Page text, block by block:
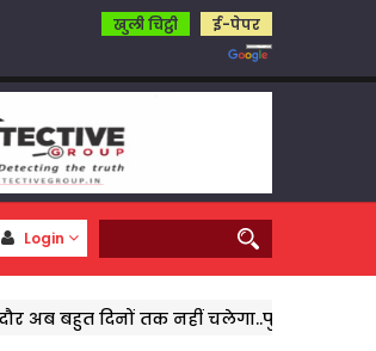
खुली चिट्ठी ई-पेपर
Login
बहुत दिनों तक नहीं चलेगा..पुष्पेंद्र पुष्प